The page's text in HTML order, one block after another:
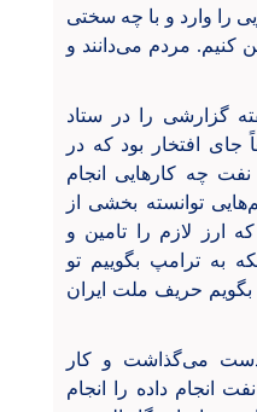
را وارد و با چه سختی
کنیم. مردم می‌دانند و
گزارشی را در ستاد
جای افتخار بود که در
چه کارهایی انجام
توانسته بخشی از
ارز لازم را تامین و
به ترامپ بگوییم تو
حریف ملت ایران
می‌گذاشت و کار
انجام داده را انجام